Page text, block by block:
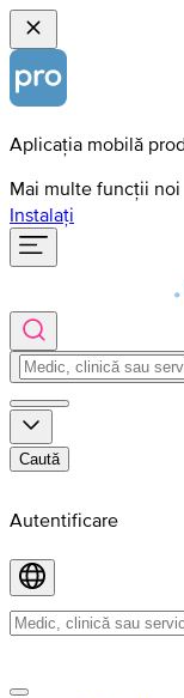
Aplicația mobilă
Mai multe funcții noi
Instalați
Caută
Autentificare